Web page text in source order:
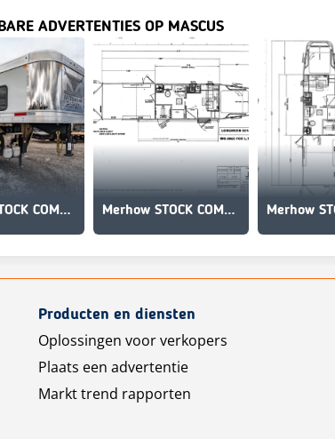
ADVERTENTIES OP MASCUS
Merhow STOCK COMBO NON-STANDARD FLOOR PLAN Merhow STOCK COMBO NON-STANDARD FLOOR PLAN
Producten en diensten
Oplossingen voor verkopers
Plaats een advertentie
Markt trend rapporten